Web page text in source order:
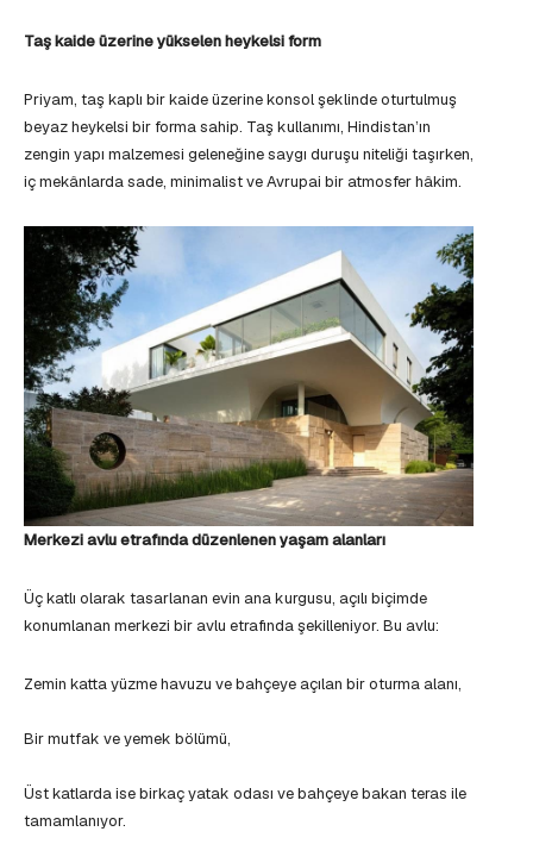
Taş kaide üzerine yükselen heykelsi form
Priyam, taş kaplı bir kaide üzerine konsol şeklinde oturtulmuş
beyaz heykelsi bir forma sahip. Taş kullanımı, Hindistan’ın
zengin yapı malzemesi geleneğine saygı duruşu niteliği taşırken,
iç mekânlarda sade, minimalist ve Avrupai bir atmosfer hâkim.
Merkezi avlu etrafında düzenlenen yaşam alanları
Üç katlı olarak tasarlanan evin ana kurgusu, açılı biçimde
konumlanan merkezi bir avlu etrafında şekilleniyor. Bu avlu:
Zemin katta yüzme havuzu ve bahçeye açılan bir oturma alanı,
Bir mutfak ve yemek bölümü,
Üst katlarda ise birkaç yatak odası ve bahçeye bakan teras ile
tamamlanıyor.